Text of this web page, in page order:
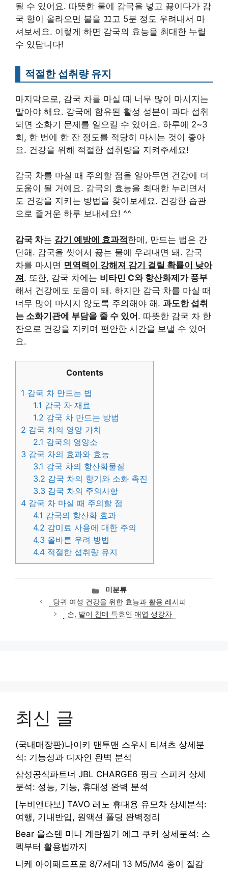
될 수 있어요. 따뜻한 물에 감국을 넣고 끓이다가 감
국 향이 올라오면 불을 끄고 5분 정도 우려내서 마
셔보세요. 이렇게 하면 감국의 효능을 최대한 누릴
수 있답니다!
적절한 섭취량 유지
마지막으로, 감국 차를 마실 때 너무 많이 마시지는
말아야 해요. 감국에 함유된 활성 성분이 과다 섭취
되면 소화기 문제를 일으킬 수 있어요. 하루에 2~3
회, 한 번에 한 잔 정도를 적당히 마시는 것이 좋아
요. 건강을 위해 적절한 섭취량을 지켜주세요!
감국 차를 마실 때 주의할 점을 알아두면 건강에 더
도움이 될 거예요. 감국의 효능을 최대한 누리면서
도 건강을 지키는 방법을 찾아보세요. 건강한 습관
으로 즐거운 하루 보내세요! ^^
감국 차는 감기 예방에 효과적한데, 만드는 법은 간
단해. 감국을 씻어서 끓는 물에 우려내면 돼. 감국
차를 마시면 면역력이 강해져 감기 걸릴 확률이 낮아
져. 또한, 감국 차에는 비타민 C와 항산화제가 풍부
해서 건강에도 도움이 돼. 하지만 감국 차를 마실 때
너무 많이 마시지 않도록 주의해야 해. 과도한 섭취
는 소화기관에 부담을 줄 수 있어. 따뜻한 감국 차 한
잔으로 건강을 지키며 편안한 시간을 보낼 수 있어
요.
Contents
1 감국 차 만드는 법
1.1 감국 차 재료
1.2 감국 차 만드는 방법
2 감국 차의 영양 가치
2.1 감국의 영양소
3 감국 차의 효과와 효능
3.1 감국 차의 항산화물질
3.2 감국 차의 향기와 소화 촉진
3.3 감국 차의 주의사항
4 감국 차 마실 때 주의할 점
4.1 감국의 항산화 효과
4.2 감미료 사용에 대한 주의
4.3 올바른 우려 방법
4.4 적절한 섭취량 유지
카
테
고
리
미분류
당귀 여성 건강을 위한 효능과 활용 레시피
손, 발이 찬데 특효인 애엽 생강차
최신 글
(국내매장판)나이키 맨투맨 스우시 티셔츠 상세분
석: 기능성과 디자인 완벽 분석
삼성공식파트너 JBL CHARGE6 핑크 스피커 상세
분석: 성능, 기능, 휴대성 완벽 분석
[누비앤타보] TAVO 레노 휴대용 유모차 상세분석:
여행, 기내반입, 원액션 폴딩 완벽정리
Bear 올스텐 미니 계란찜기 에그 쿠커 상세분석: 스
펙부터 활용법까지
니케 아이패드프로 8/7세대 13 M5/M4 종이 질감